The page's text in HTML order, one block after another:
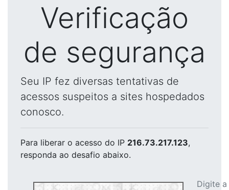
Verificação
de segurança
Seu IP fez diversas tentativas de
acessos suspeitos a sites hospedados
conosco.
Para liberar o acesso do IP 216.73.217.123,
responda ao desafio abaixo.
Digite